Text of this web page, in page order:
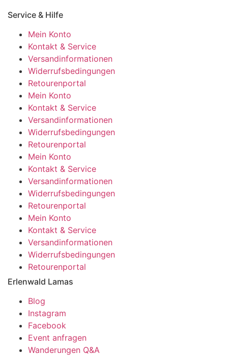
können
der
Produktseite
gewählt
werden
Service & Hilfe
Mein Konto
Kontakt & Service
Versandinformationen
Widerrufsbedingungen
Retourenportal
Mein Konto
Kontakt & Service
Versandinformationen
Widerrufsbedingungen
Retourenportal
Mein Konto
Kontakt & Service
Versandinformationen
Widerrufsbedingungen
Retourenportal
Mein Konto
Kontakt & Service
Versandinformationen
Widerrufsbedingungen
Retourenportal
Erlenwald Lamas
Blog
Instagram
Facebook
Event anfragen
Wanderungen Q&A